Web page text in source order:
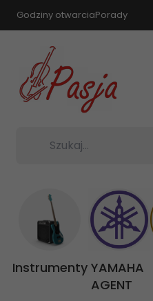
Godziny otwarciaPorady
Szukaj...
Instrumenty YAMAHA
AGENT